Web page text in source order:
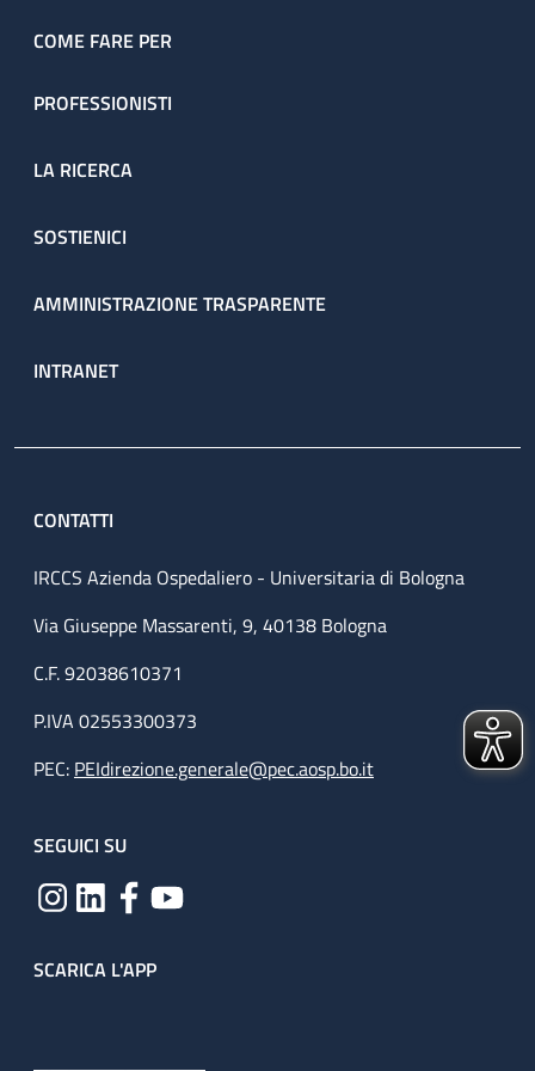
attraverso il percorso ambulatoriale complesso (PAC).
COME FARE PER
PROFESSIONISTI
LA RICERCA
SOSTIENICI
AMMINISTRAZIONE TRASPARENTE
INTRANET
CONTATTI
IRCCS Azienda Ospedaliero - Universitaria di Bologna
Via Giuseppe Massarenti, 9, 40138 Bologna
C.F. 92038610371
P.IVA 02553300373
PEC: PEIdirezione.generale@pec.aosp.bo.it
SEGUICI SU
SCARICA L'APP